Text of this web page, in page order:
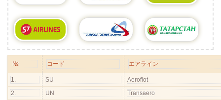
№ コード エアライン
1. SU
Aeroflot
2.
UN
Transaero